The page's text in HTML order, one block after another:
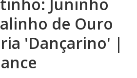
de Ouro
'Dançarino' |